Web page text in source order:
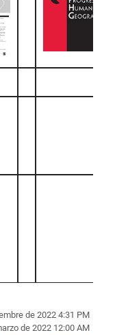
de 2022 4:31 PM
de 2022 12:00 AM